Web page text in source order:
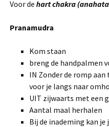
Voor de hart chakra
Pranamudra
Kom staan
breng de handpalmen
IN Zonder de romp aan
voor je langs naar
UIT zijwaarts met een
Aantal maal herhalen
Bij de inademing kan